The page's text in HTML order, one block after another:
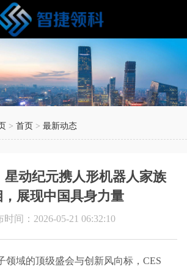
｜星动纪元
>首页 >最新动态
星动纪元携人形机器人家族
，展现中国具身力量
时间：2026-05-21 06:32:10
领域的顶级盛会与创新风向标，CES